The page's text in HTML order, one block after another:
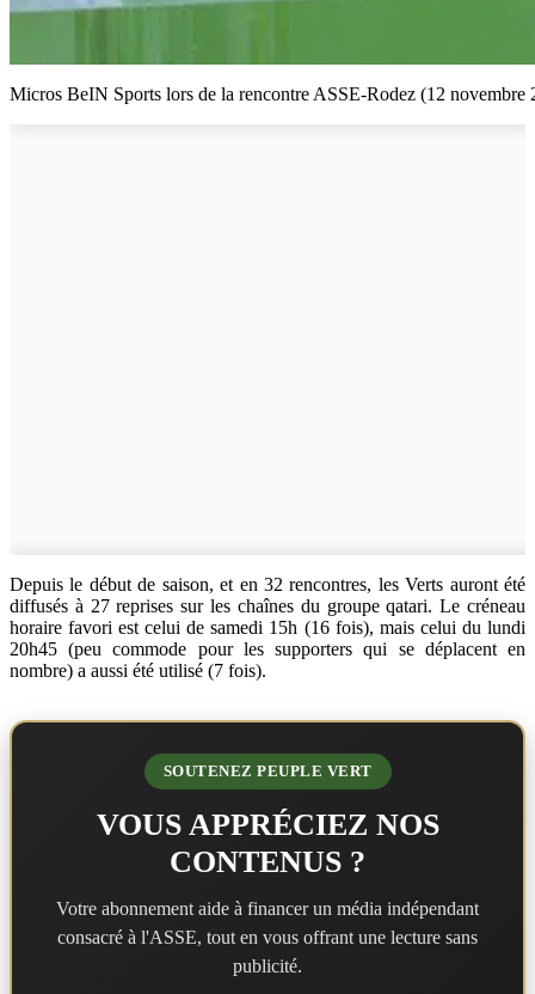
Micros BeIN Sports lors de la rencontre ASSE-Rodez (12
Depuis le début de saison, et en 32 rencontres, les Verts auront été
diffusés à 27 reprises sur les chaînes du groupe qatari. Le créneau
horaire favori est celui de samedi 15h (16 fois), mais celui du lundi
20h45 (peu commode pour les supporters qui se déplacent en
nombre) a aussi été utilisé (7 fois).
SOUTENEZ PEUPLE VERT
VOUS APPRÉCIEZ NOS
CONTENUS ?
Votre abonnement aide à financer un média indépendant
consacré à l'ASSE, tout en vous offrant une lecture sans
publicité.